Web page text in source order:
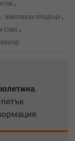
животински отпадъци,
стрес,
,